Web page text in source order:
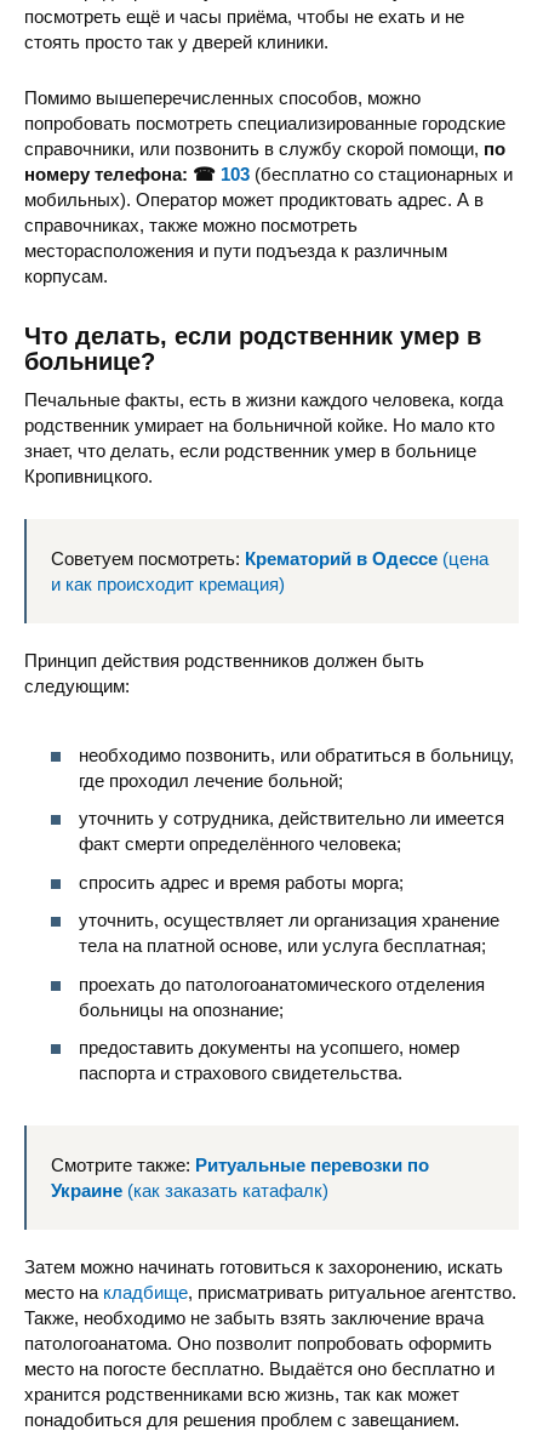
Областная больница
Городская
Ацинус
Областной кожно-
Больница Святого
Городская
КНП «Центральная городская больница» Кропивницкого
посмотреть ещё и часы приёма, чтобы не ехать и не
стоять просто так у дверей клиники.
Помимо вышеперечисленных способов, можно
попробовать посмотреть специализированные городские
справочники, или позвонить в службу скорой помощи, по
номеру телефона: ☎ 103 (бесплатно со стационарных и
мобильных). Оператор может продиктовать адрес. А в
справочниках, также можно посмотреть
месторасположения и пути подъезда к различным
корпусам.
Что делать, если родственник умер в
больнице?
Печальные факты, есть в жизни каждого человека, когда
родственник умирает на больничной койке. Но мало кто
знает, что делать, если родственник умер в больнице
Кропивницкого.
Советуем посмотреть: Крематорий в Одессе (цена
и как происходит кремация)
Принцип действия родственников должен быть
следующим:
необходимо позвонить, или обратиться в больницу,
где проходил лечение больной;
уточнить у сотрудника, действительно ли имеется
факт смерти определённого человека;
спросить адрес и время работы морга;
уточнить, осуществляет ли организация хранение
тела на платной основе, или услуга бесплатная;
проехать до патологоанатомического отделения
больницы на опознание;
предоставить документы на усопшего, номер
паспорта и страхового свидетельства.
Смотрите также: Ритуальные перевозки по
Украине (как заказать катафалк)
Затем можно начинать готовиться к захоронению, искать
место на кладбище, присматривать ритуальное агентство.
Также, необходимо не забыть взять заключение врача
патологоанатома. Оно позволит попробовать оформить
место на погосте бесплатно. Выдаётся оно бесплатно и
хранится родственниками всю жизнь, так как может
понадобиться для решения проблем с завещанием.